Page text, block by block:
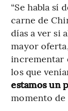
“Se habla sí
carne de
días a ver si
mayor
incrementar
los que
estamos un
momento de